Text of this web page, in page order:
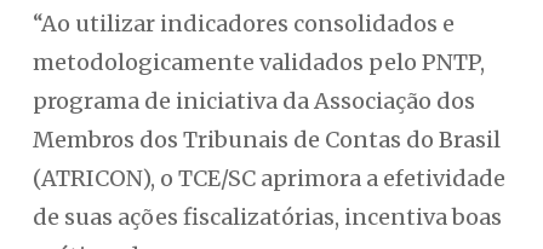
“Ao utilizar indicadores consolidados e
metodologicamente validados pelo PNTP,
programa de iniciativa da Associação dos
Membros dos Tribunais de Contas do Brasil
(ATRICON), o TCE/SC aprimora a efetividade
de suas ações fiscalizatórias, incentiva boas